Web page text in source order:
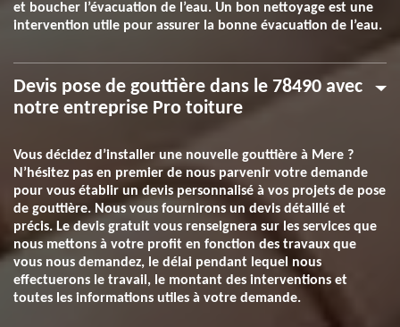
et boucher l’évacuation de l’eau. Un bon nettoyage est une
intervention utile pour assurer la bonne évacuation de l’eau.
Devis pose de gouttière dans le 78490 avec
notre entreprise Pro toiture
Vous décidez d’installer une nouvelle gouttière à Mere ?
N’hésitez pas en premier de nous parvenir votre demande
pour vous établir un devis personnalisé à vos projets de pose
de gouttière. Nous vous fournirons un devis détaillé et
précis. Le devis gratuit vous renseignera sur les services que
nous mettons à votre profit en fonction des travaux que
vous nous demandez, le délai pendant lequel nous
effectuerons le travail, le montant des interventions et
toutes les informations utiles à votre demande.